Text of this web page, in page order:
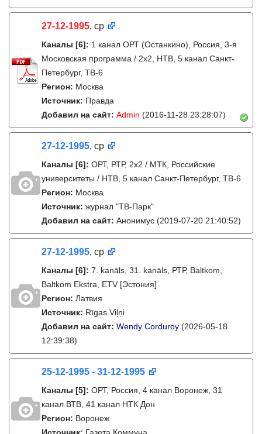
27-12-1995, ср
Каналы [6]: 1 канал ОРТ (Останкино), Россия, 3-я
Московская программа / 2x2, НТВ, 5 канал Санкт-
Петербург, ТВ-6
Регион: Москва
Источник: Правда
Добавил на сайт: Admin (2016-11-28 23:28:07)
27-12-1995, ср
Каналы [6]: ОРТ, РТР, 2х2 / МТК, Российские
университеты / НТВ, 5 канал Санкт-Петербург, ТВ-6
Регион: Москва
Источник: журнал "ТВ-Парк"
Добавил на сайт: Анонимус (2019-07-20 21:40:52)
27-12-1995, ср
Каналы [6]: 7. kanāls, 31. kanāls, РТР, Baltkom,
Baltkom Ekstra, ETV [Эстония]
Регион: Латвия
Источник: Rīgas Viļņi
Добавил на сайт: Wendy Corduroy (2026-05-18
12:39:38)
25-12-1995 - 31-12-1995
Каналы [5]: ОРТ, Россия, 4 канал Воронеж, 31
канал ВТВ, 41 канал НТК Дон
Регион: Воронеж